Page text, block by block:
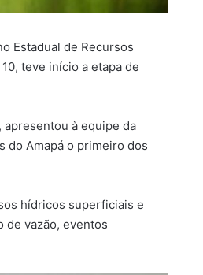
Estadual de Recursos
teve início a etapa de
à equipe da
do Amapá o primeiro dos
hídricos superficiais e
de vazão, eventos